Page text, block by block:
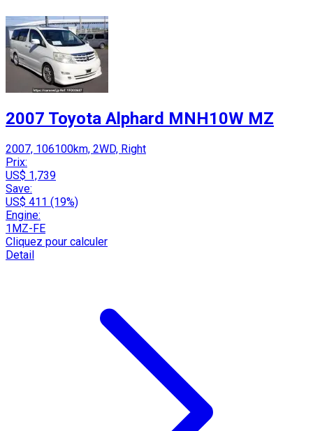
2007 Toyota Alphard MNH10W MZ
2007, 106100km, 2WD, Right
Prix:
US$ 1,739
Save:
US$ 411 (19%)
Engine:
1MZ-FE
Cliquez pour calculer
Detail